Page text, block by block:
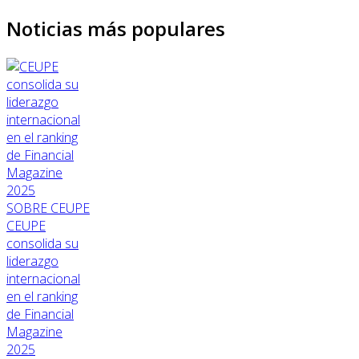
Noticias más populares
SOBRE CEUPE
CEUPE
consolida su
liderazgo
internacional
en el ranking
de Financial
Magazine
2025